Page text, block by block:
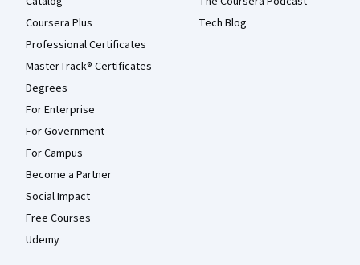
Coursera Plus
Professional Certificates
MasterTrack® Certificates
Degrees
For Enterprise
For Government
For Campus
Become a Partner
Social Impact
Free Courses
Udemy
Tech Blog